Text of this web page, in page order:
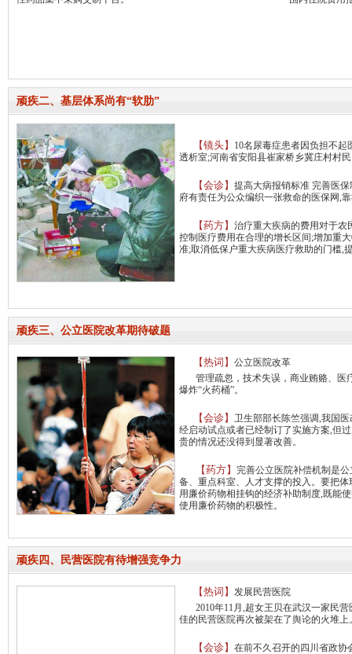
顽疾二、基层体系尚有“软肋”
【镜头】
10名尿毒症患者因负担不
透析室;河南省安阳县崔家桥乡冀庄村村
【会诊】 提高大病报销标准 完善医
府有责任为公众编织一张救命的医保网,
【药方】 治疗重大疾病的费用对于农
控制医疗费用在合理的增长区间;增加重
准;取消低保户重大疾病医疗救助的门槛,
顽疾三、公立医院改革期待破题
【热词】 公立医院改革
管理疏忽，技术失误，商业贿赂、医
爆炸“火药桶”。
【会诊】 卫生部部长陈竺强调,我国
经启动试点或者已经制订了实施方案,但
贵的情况还没得到显著改善。
【药方】 完善公立医院补偿机制是
备、重点科室、人才支撑的投入。要把
用廉价药物相挂钩的经济补助制度,既能
使用廉价药物的积极性。
顽疾四、民营医院有待增强竞争力
【热词】 发展民营医院
2010年11月,超女王贝在武汉一家民营
佳的民营医院再次被架在了舆论的火堆上
【会诊】 在前不久召开的四川省政协